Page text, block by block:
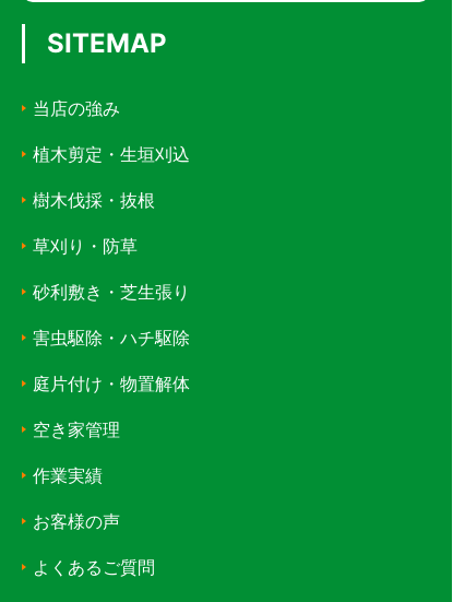
SITEMAP
当店の強み
植木剪定・生垣刈込
樹木伐採・抜根
草刈り・防草
砂利敷き・芝生張り
害虫駆除・ハチ駆除
庭片付け・物置解体
空き家管理
作業実績
お客様の声
よくあるご質問